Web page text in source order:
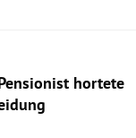
hortete